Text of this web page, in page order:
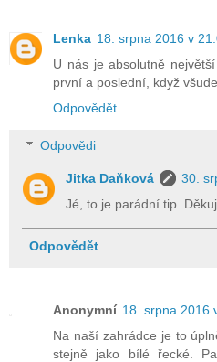
Lenka 18. srpna 2016 v
U nás je absolutně
první a poslední, když
Odpovědět
Odpovědi
Jitka Daňková
30.
Jé, to je parádní tip.
Odpovědět
Anonymní 18. srpna 2016
Na naší zahrádce je to
stejně jako bílé řecké.